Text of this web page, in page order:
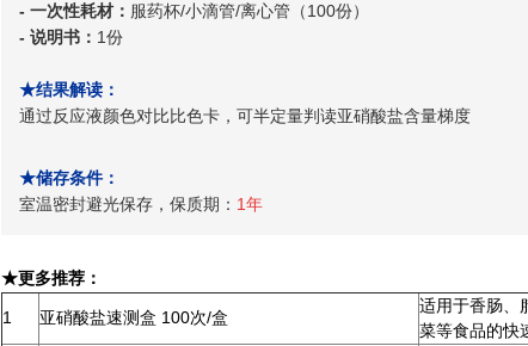
- 一次性耗材： 服药杯/小滴管/离心管（100份）
- 说明书： 1份
★结果解读：
通过反应液颜色对比比色卡，可半定量判读亚硝酸盐含量梯度
★储存条件：
室温密封避光保存，保质期： 1年
★更多推荐：
1 亚硝酸盐速测盒 100次/盒
适用于香肠、
菜等食品的快